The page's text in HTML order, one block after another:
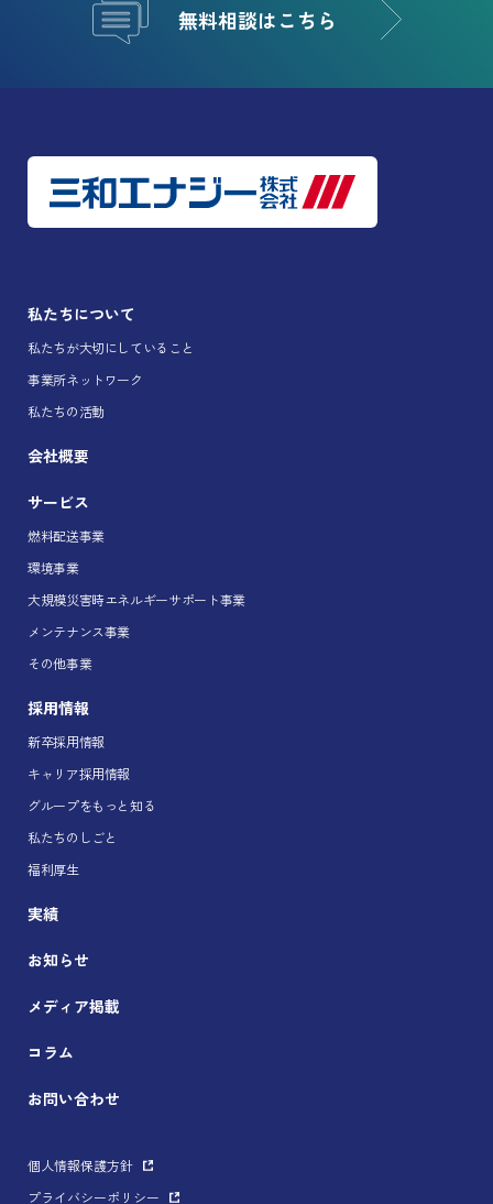
無料相談はこちら
私たちについて
私たちが大切にしていること
事業所ネットワーク
私たちの活動
会社概要
サービス
燃料配送事業
環境事業
大規模災害時エネルギーサポート事業
メンテナンス事業
その他事業
採用情報
新卒採用情報
キャリア採用情報
グループをもっと知る
私たちのしごと
福利厚生
実績
お知らせ
メディア掲載
コラム
お問い合わせ
個人情報保護方針
プライバシーポリシー